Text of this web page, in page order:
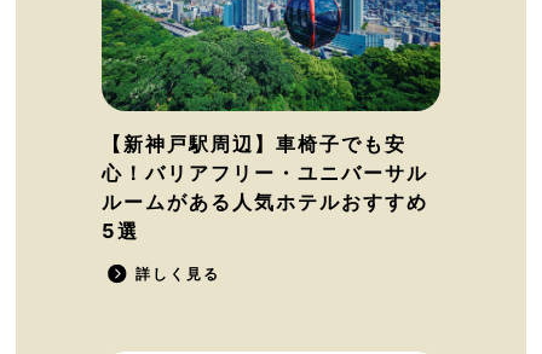
【新神戸駅周辺】車椅子でも安
心！バリアフリー・ユニバーサル
ルームがある人気ホテルおすすめ
5選
詳しく見る